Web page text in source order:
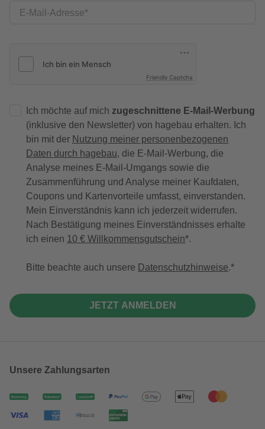
E-Mail-Adresse
Friendly Captcha
Ich möchte auf mich zugeschnittene E-Mail-Werbung
(inklusive den Newsletter) von hagebau erhalten. Ich
bin mit der Nutzung meiner personenbezogenen
Daten durch hagebau, die E-Mail-Werbung, die
Analyse meines E-Mail-Umgangs sowie die
Zusammenführung und Analyse meiner Kaufdaten,
Coupons und Kartenvorteile umfasst, einverstanden.
Mein Einverständnis kann ich jederzeit widerrufen.
Nach Bestätigung meines Einverständnisses erhalte
ich einen 10 € Willkommensgutschein*.
Bitte beachte auch unsere Datenschutzhinweise.
JETZT ANMELDEN
Unsere Zahlungsarten